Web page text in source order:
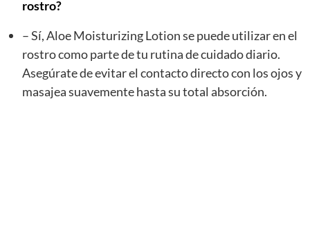
rostro?
– Sí, Aloe Moisturizing Lotion se puede utilizar en el
rostro como parte de tu rutina de cuidado diario.
Asegúrate de evitar el contacto directo con los ojos y
masajea suavemente hasta su total absorción.